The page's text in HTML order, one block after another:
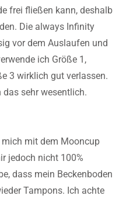
frei fließen kann, deshalb
Die always Infinity
vor dem Auslaufen und
ich Größe 1,
3 wirklich gut verlassen.
das sehr wesentlich.
mit dem Mooncup
jedoch nicht 100%
dass mein Beckenboden
Tampons. Ich achte